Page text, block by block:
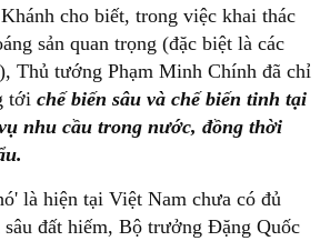
cho biết, trong việc khai thác
sản quan trọng (đặc biệt là các
Thủ tướng Phạm Minh Chính đã chỉ
tới chế biến sâu và chế biến tinh tại
nhu cầu trong nước, đồng thời
là hiện tại Việt Nam chưa có đủ
sâu đất hiếm, Bộ trưởng Đặng Quốc